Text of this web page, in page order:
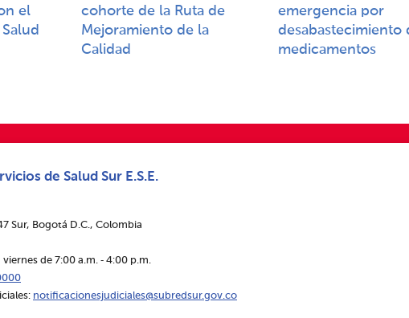
el
cohorte de la Ruta de
Mejoramiento de la
Calidad​​
emergencia por
desabastecimiento
medicamentos
de Salud Sur E.S.E.
Sur, Bogotá D.C., Colombia
de 7:00 a.m. ‑ 4:00 p.m.
notificacionesjudiciales@subredsur.gov.co